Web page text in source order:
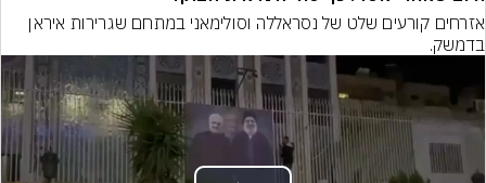
בדמשק.